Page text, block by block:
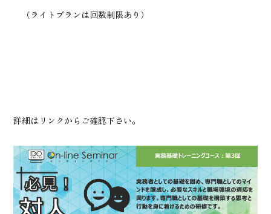
（ライトプランは回数制限あり）
詳細はリンクからご確認下さい。